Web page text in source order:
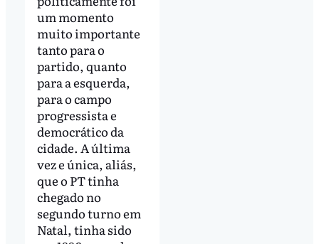
um momento
muito importante
tanto para o
partido, quanto
para a esquerda,
para o campo
progressista e
democrático da
cidade. A última
vez e única, aliás,
que o PT tinha
chegado no
segundo turno em
Natal, tinha sido